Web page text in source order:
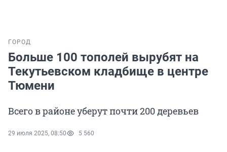
ГОРОД
Больше 100 тополей вырубят на
Текутьевском кладбище в центре
Тюмени
Всего в районе уберут почти 200 деревьев
29 июля 2025, 08:50 5 560